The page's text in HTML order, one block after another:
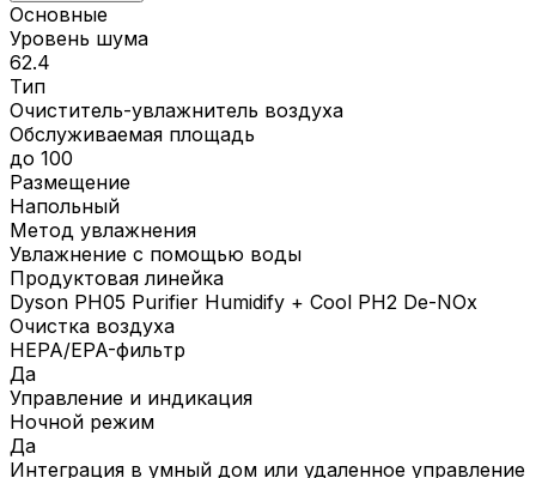
Основные
Уровень шума
62.4
Тип
Очиститель-увлажнитель воздуха
Обслуживаемая площадь
до 100
Размещение
Напольный
Метод увлажнения
Увлажнение с помощью воды
Продуктовая линейка
Dyson PH05 Purifier Humidify + Cool PH2 De-NOx
Очистка воздуха
HEPA/EPA-фильтр
Да
Управление и индикация
Ночной режим
Да
Интеграция в умный дом или удаленное управление